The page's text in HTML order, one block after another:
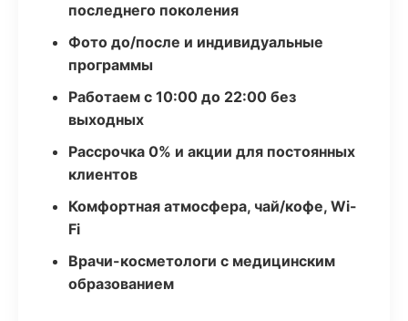
последнего поколения
Фото до/после и индивидуальные
программы
Работаем с 10:00 до 22:00 без
выходных
Рассрочка 0% и акции для постоянных
клиентов
Комфортная атмосфера, чай/кофе, Wi-
Fi
Врачи-косметологи с медицинским
образованием